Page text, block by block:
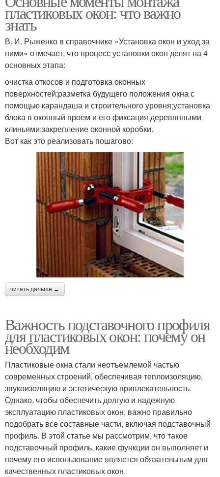
пластиковых окон: что важно
знать
В. И. Рыженко в справочнике «Установка окон и уход за
ними» отмечает, что процесс установки окон делят на 4
основных этапа:
очистка откосов и подготовка оконных
поверхностей;разметка будущего положения окна с
помощью карандаша и строительного уровня;установка
блока в оконный проем и его фиксация деревянными
клиньями;закрепление оконной коробки.
Вот как это реализовать пошагово:
читать дальше →
Важность подставочного профиля
для пластиковых окон: почему он
необходим
Пластиковые окна стали неотъемлемой частью
современных строений, обеспечивая теплоизоляцию,
звукоизоляцию и эстетическую привлекательность.
Однако, чтобы обеспечить долгую и надежную
эксплуатацию пластиковых окон, важно правильно
подобрать все составные части, включая подставочный
профиль. В этой статье мы рассмотрим, что такое
подставочный профиль, какие функции он выполняет и
почему его использование является обязательным для
качественных пластиковых окон.